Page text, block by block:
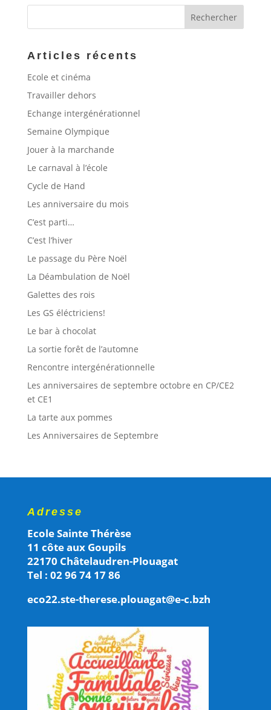
Articles récents
Ecole et cinéma
Travailler dehors
Echange intergénérationnel
Semaine Olympique
Jouer à la marchande
Le carnaval à l’école
Cycle de Hand
Les anniversaire du mois
C’est parti…
C’est l’hiver
Le passage du Père Noël
La Déambulation de Noël
Galettes des rois
Les GS éléctriciens!
Le bar à chocolat
La sortie forêt de l’automne
Rencontre intergénérationnelle
Les anniversaires de septembre octobre en CP/CE2
et CE1
La tarte aux pommes
Les Anniversaires de Septembre
Adresse
Ecole Sainte Thérèse
11 côte aux Goupils
22170 Châtelaudren-Plouagat
Tel : 02 96 74 17 86
eco22.ste-therese.plouagat@e-c.bzh